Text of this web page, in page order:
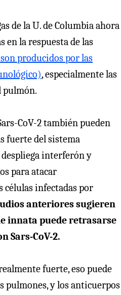
de la U. de Columbia ahora
en la respuesta de las
producidos por las
, especialmente las
pulmón.
CoV-2 también pueden
fuerte del sistema
interferón y
para atacar
infectadas por
anteriores sugieren
innata puede retrasarse
Sars-CoV-2.
fuerte, eso puede
pulmones, y los anticuerpos